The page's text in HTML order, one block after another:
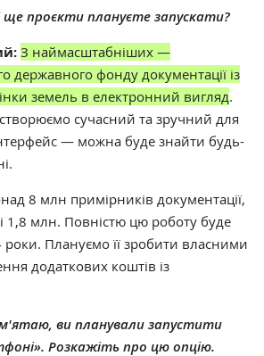
ще проєкти плануєте запускати?
З наймасштабніших —
державного фонду документації із
земель в електронний вигляд.
сучасний та зручний для
— можна буде знайти будь-
8 млн примірників документації,
1,8 млн. Повністю цю роботу буде
Плануємо її зробити власними
додаткових коштів із
ви планували запустити
Розкажіть про цю опцію.